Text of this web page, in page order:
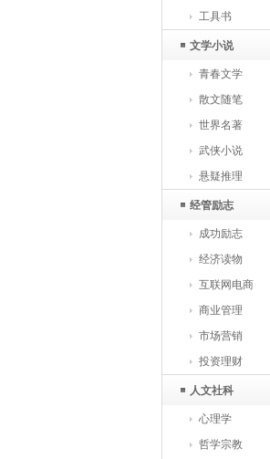
工具书
文学小说
青春文学
散文随笔
世界名著
武侠小说
悬疑推理
经管励志
成功励志
经济读物
互联网电商
商业管理
市场营销
投资理财
人文社科
心理学
哲学宗教